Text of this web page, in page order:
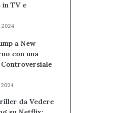
in TV e
a New
con una
Controversiale
da Vedere